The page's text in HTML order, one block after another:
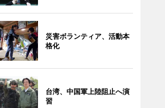
災害ボランティア、活動本
格化
台湾、中国軍上陸阻止へ演
習